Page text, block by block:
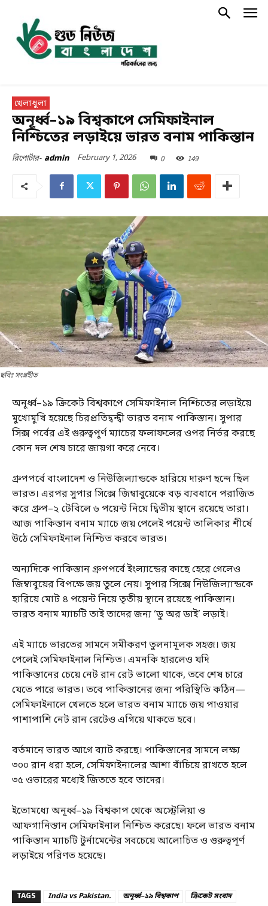
খেলাধুলা
অনূর্ধ্ব–১৯ বিশ্বকাপে সেমিফাইনাল
নিশ্চিতের লড়াইয়ে ভারত বনাম পাকিস্তান
রিপোর্টার- admin February 1, 2026 0 149
ছবিঃ সংগ্রহীত
অনূর্ধ্ব–১৯ ক্রিকেট বিশ্বকাপে সেমিফাইনাল নিশ্চিতের লড়াইয়ে
মুখোমুখি হয়েছে চিরপ্রতিদ্বন্দ্বী ভারত বনাম পাকিস্তান। সুপার
সিক্স পর্বের এই গুরুত্বপূর্ণ ম্যাচের ফলাফলের ওপর নির্ভর করছে
কোন দল শেষ চারে জায়গা করে নেবে।
গ্রুপপর্বে বাংলাদেশ ও নিউজিল্যান্ডকে হারিয়ে দারুণ ছন্দে ছিল
ভারত। এরপর সুপার সিক্সে জিম্বাবুয়েকে বড় ব্যবধানে পরাজিত
করে গ্রুপ–২ টেবিলে ৬ পয়েন্ট নিয়ে দ্বিতীয় স্থানে রয়েছে তারা।
আজ পাকিস্তান বনাম ম্যাচে জয় পেলেই পয়েন্ট তালিকার শীর্ষে
উঠে সেমিফাইনাল নিশ্চিত করবে ভারত।
অন্যদিকে পাকিস্তান গ্রুপপর্বে ইংল্যান্ডের কাছে হেরে গেলেও
জিম্বাবুয়ের বিপক্ষে জয় তুলে নেয়। সুপার সিক্সে নিউজিল্যান্ডকে
হারিয়ে মোট ৪ পয়েন্ট নিয়ে তৃতীয় স্থানে রয়েছে পাকিস্তান।
ভারত বনাম ম্যাচটি তাই তাদের জন্য ‘ডু অর ডাই’ লড়াই।
এই ম্যাচে ভারতের সামনে সমীকরণ তুলনামূলক সহজ। জয়
পেলেই সেমিফাইনাল নিশ্চিত। এমনকি হারলেও যদি
পাকিস্তানের চেয়ে নেট রান রেট ভালো থাকে, তবে শেষ চারে
যেতে পারে ভারত। তবে পাকিস্তানের জন্য পরিস্থিতি কঠিন—
সেমিফাইনালে খেলতে হলে ভারত বনাম ম্যাচে জয় পাওয়ার
পাশাপাশি নেট রান রেটেও এগিয়ে থাকতে হবে।
বর্তমানে ভারত আগে ব্যাট করছে। পাকিস্তানের সামনে লক্ষ্য
৩০০ রান ধরা হলে, সেমিফাইনালের আশা বাঁচিয়ে রাখতে হলে
৩৫ ওভারের মধ্যেই জিততে হবে তাদের।
ইতোমধ্যে অনূর্ধ্ব–১৯ বিশ্বকাপ থেকে অস্ট্রেলিয়া ও
আফগানিস্তান সেমিফাইনাল নিশ্চিত করেছে। ফলে ভারত বনাম
পাকিস্তান ম্যাচটি টুর্নামেন্টের সবচেয়ে আলোচিত ও গুরুত্বপূর্ণ
লড়াইয়ে পরিণত হয়েছে।
TAGS India vs Pakistan. অনূর্ধ্ব–১৯ বিশ্বকাপ
ক্রিকেট সংবাদ